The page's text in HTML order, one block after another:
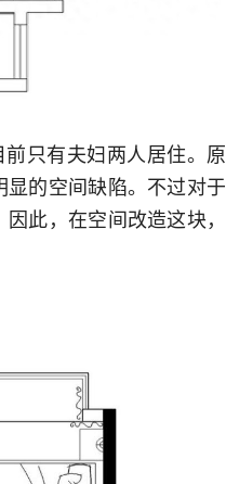
只有夫妇两人居住。原
的空间缺陷。不过对于
此，在空间改造这块，